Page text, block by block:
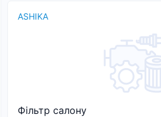
ASHIKA
Фільтр салону